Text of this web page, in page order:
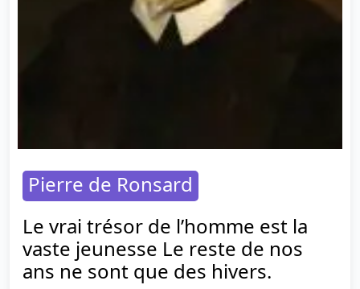
Pierre de Ronsard
Le vrai trésor de l’homme est la
vaste jeunesse Le reste de nos
ans ne sont que des hivers.